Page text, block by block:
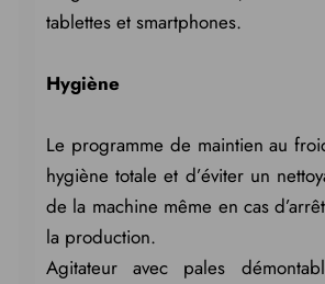
tablettes et smartphones.
Hygiène
Le programme de maintien au
hygiène totale et d’éviter un
de la machine même en cas
la production.
Agitateur avec pales